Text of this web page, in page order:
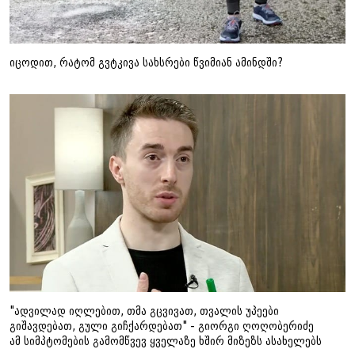
იცოდით, რატომ გვტკივა სახსრები წვიმიან ამინდში?
"ადვილად იღლებით, თმა გცვივათ, თვალის უპეები
გიშავდებათ, გული გიჩქარდებათ" - გიორგი ღოღობერიძე
ამ სიმპტომების გამომწვევ ყველაზე ხშირ მიზეზს ასახელებს